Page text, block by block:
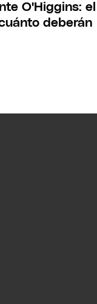
O'Higgins: el
deberán